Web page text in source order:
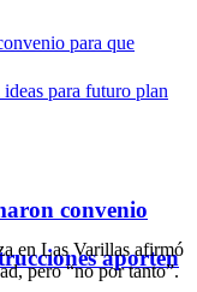
convenio
aporten
en Las Varillas afirmó
pero “no por tanto”.